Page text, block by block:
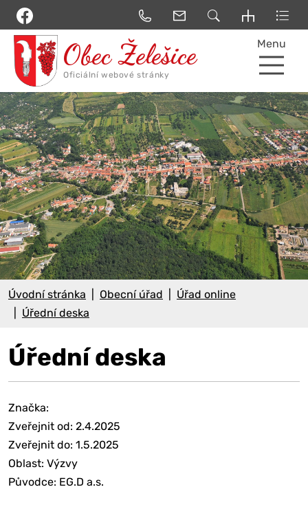
Menu
Úvodní stránka Obecní úřad
Úřad online
Úřední deska
Úřední deska
Značka:
Zveřejnit od: 2.4.2025
Zveřejnit do: 1.5.2025
Oblast: Výzvy
Původce: EG.D a.s.